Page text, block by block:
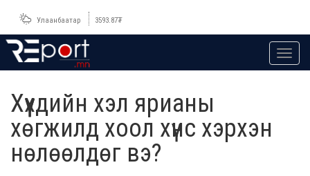
Улаанбаатар 3593.87₮
Хүүхдийн хэл ярианы
хөгжилд хоол хүнс хэрхэн
нөлөөлдөг вэ?